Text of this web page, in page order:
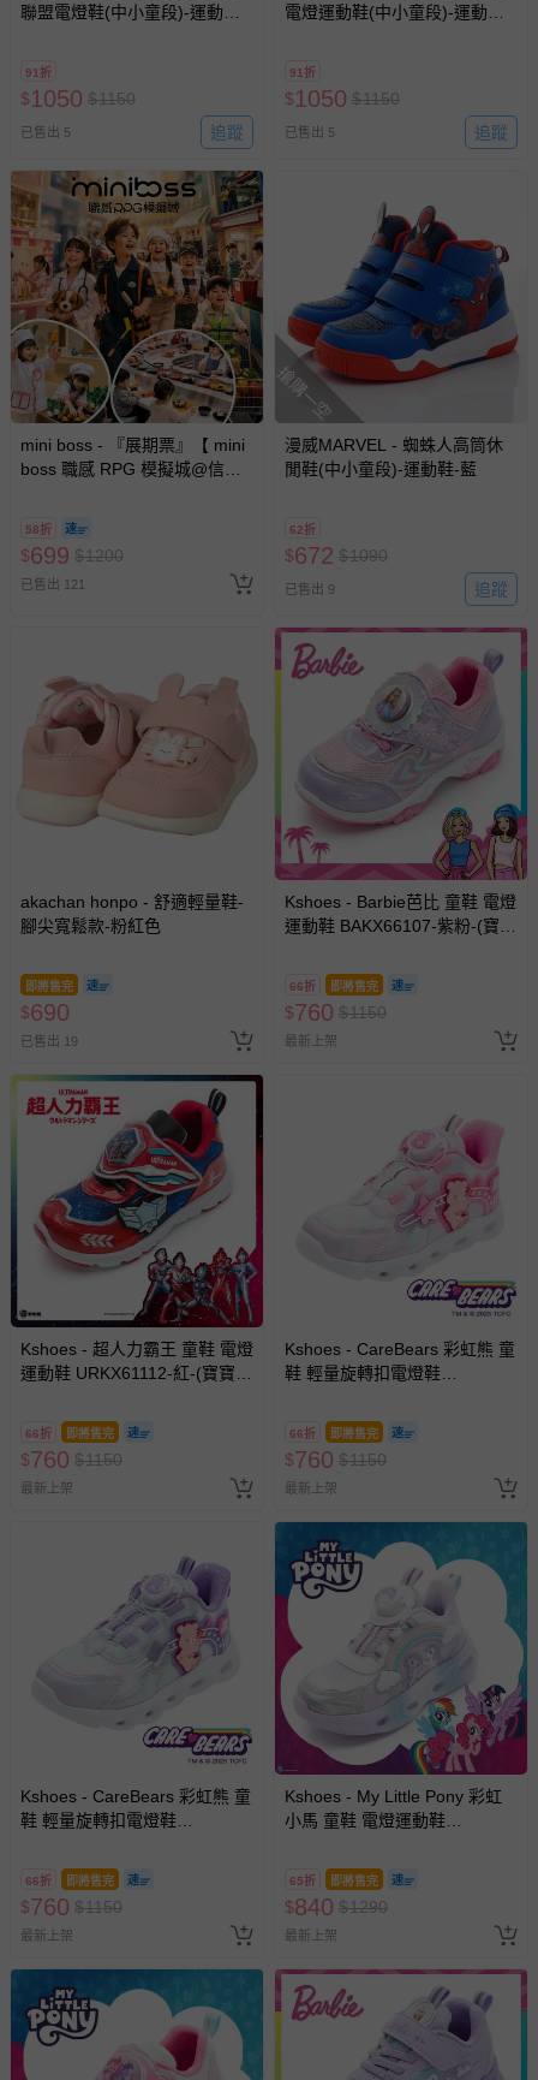
聯盟電燈鞋(中小童段)-運動鞋-
91折
$1050 $1150
已售出 5 追蹤
電燈運動鞋(中小童段)-運動鞋-
91折
$1050 $1150
已售出 5 追蹤
mini boss - 『展期票』【 mini
boss 職感 RPG 模擬城@信義
換，依現場梯次安排入場，逾
期作廢) (兒童票(2歲以上)贈一
名陪伴成人)
58折
$699 $1200
已售出 121
搶購一空
漫威MARVEL - 蜘蛛人高筒休
閒鞋(中小童段)-運動鞋-藍
62折
$672 $1090
已售出 9 追蹤
akachan honpo - 舒適輕量鞋-
腳尖寬鬆款-粉紅色
即將售完
$690
已售出 19
Kshoes - Barbie芭比 童鞋 電燈
運動鞋 BAKX66107-紫粉-(寶寶
66折 即將售完
$760 $1150
最新上架
Kshoes - 超人力霸王 童鞋 電燈
運動鞋 URKX61112-紅-(寶寶小
66折 即將售完
$760 $1150
最新上架
Kshoes - CareBears 彩虹熊 童
鞋 輕量旋轉扣電燈鞋
66折 即將售完
$760 $1150
最新上架
Kshoes - CareBears 彩虹熊 童
鞋 輕量旋轉扣電燈鞋
66折 即將售完
$760 $1150
最新上架
Kshoes - My Little Pony 彩虹
小馬 童鞋 電燈運動鞋
65折 即將售完
$840 $1290
最新上架